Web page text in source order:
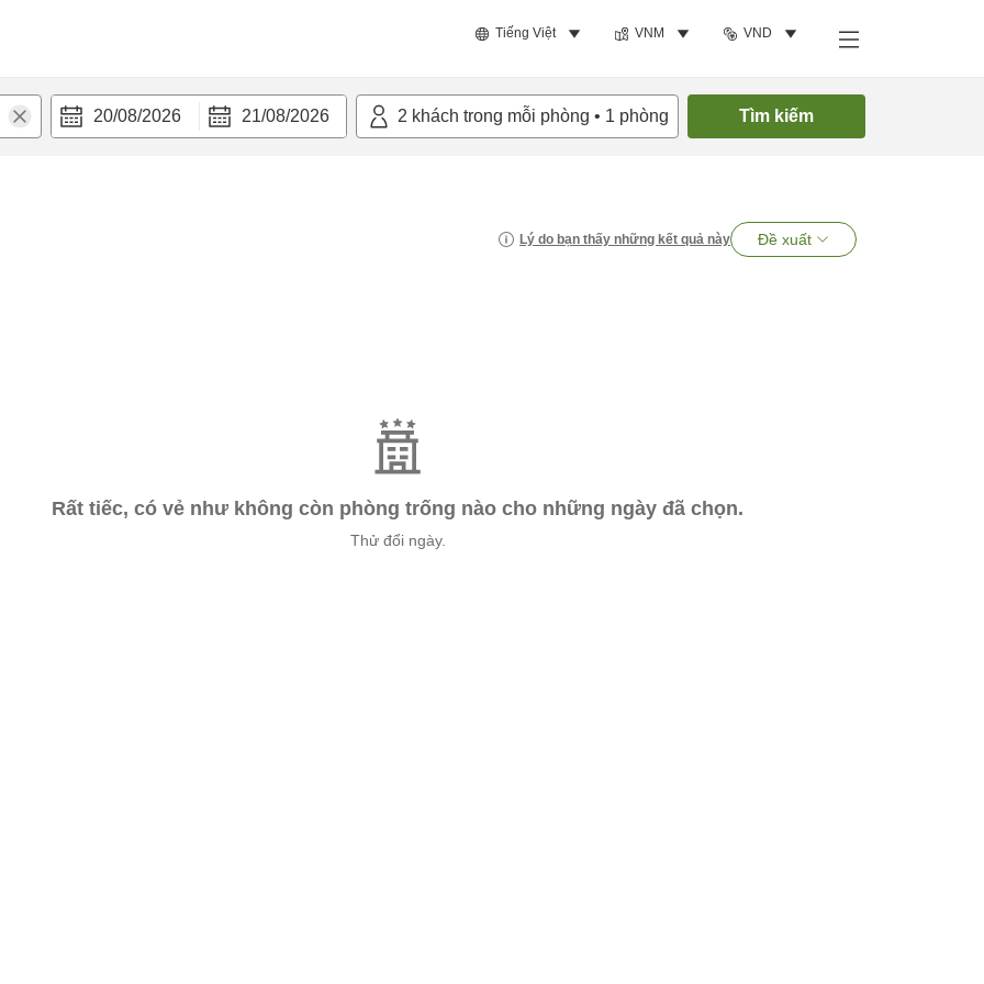
Tiếng Việt VNM VND
20/08/2026 21/08/2026 2 khách trong mỗi phòng • 1 phòng Tìm kiếm
Lý do bạn thấy những kết quả này Đề xuất
Rất tiếc, có vẻ như không còn phòng trống nào cho những ngày đã chọn.
Thử đổi ngày.